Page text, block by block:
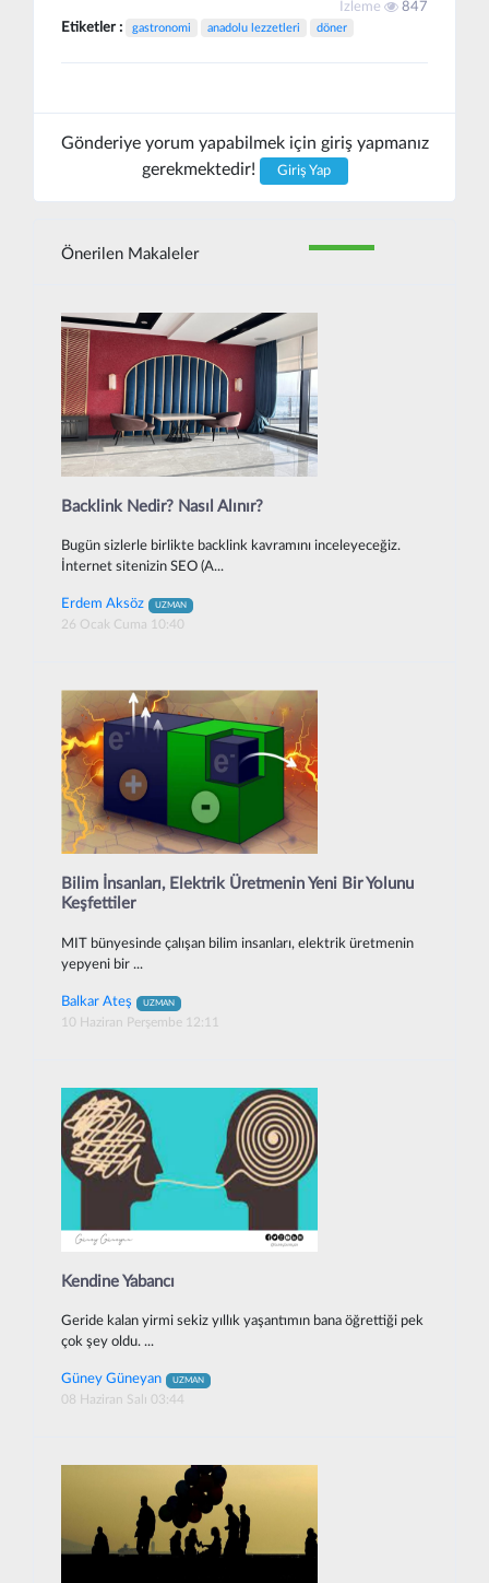
İzleme 847
Etiketler : gastronomi anadolu lezzetleri döner
Gönderiye yorum yapabilmek için giriş yapmanız
gerekmektedir!
Giriş Yap
Önerilen Makaleler
Backlink Nedir? Nasıl Alınır?
Bugün sizlerle birlikte backlink kavramını inceleyeceğiz.
İnternet sitenizin SEO (A...
Erdem Aksöz UZMAN
26 Ocak Cuma 10:40
Bilim İnsanları, Elektrik Üretmenin Yeni Bir Yolunu
Keşfettiler
MIT bünyesinde çalışan bilim insanları, elektrik üretmenin
yepyeni bir ...
Balkar Ateş UZMAN
10 Haziran Perşembe 12:11
Kendine Yabancı
Geride kalan yirmi sekiz yıllık yaşantımın bana öğrettiği pek
çok şey oldu. ...
Güney Güneyan UZMAN
08 Haziran Salı 03:44